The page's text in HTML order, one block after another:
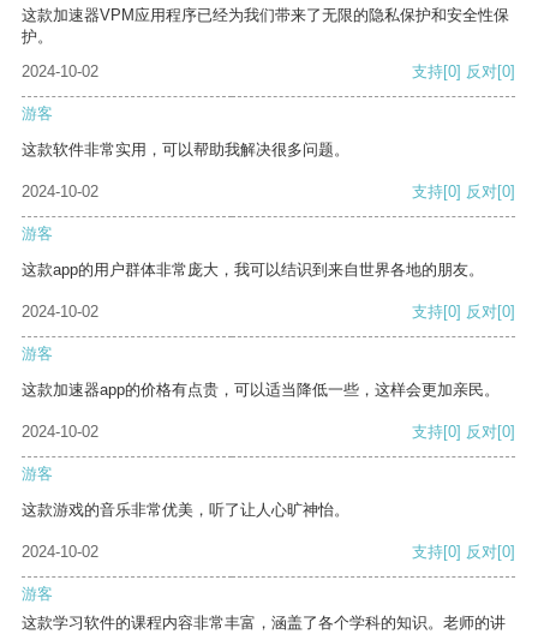
这款加速器VPM应用程序已经为我们带来了无限的隐私保护和安全性保
护。
2024-10-02
支持[0] 反对[0]
游客
这款软件非常实用，可以帮助我解决很多问题。
2024-10-02 支持[0] 反对[0]
游客
这款app的用户群体非常庞大，我可以结识到来自世界各地的朋友。
2024-10-02 支持[0] 反对[0]
游客
这款加速器app的价格有点贵，可以适当降低一些，这样会更加亲民。
2024-10-02 支持[0] 反对[0]
游客
这款游戏的音乐非常优美，听了让人心旷神怡。
2024-10-02 支持[0] 反对[0]
游客
这款学习软件的课程内容非常丰富，涵盖了各个学科的知识。老师的讲